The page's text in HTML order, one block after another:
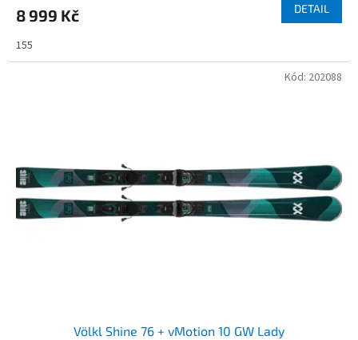
8 999 Kč DETAIL
155
Völkl Shine 76 + vMotion 10 GW Lady
Kód: 202088